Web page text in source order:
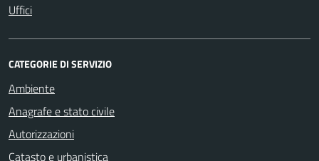
Uffici
CATEGORIE DI SERVIZIO
Ambiente
Anagrafe e stato civile
Autorizzazioni
Catasto e urbanistica